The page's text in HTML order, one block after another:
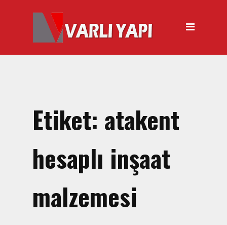
ANASAYFA
HAKKIMIZDA
Tabancası
El Arabası Satışı – Toptan,
Perakende Satış
İnşaat Küreği
Etiket: atakent
hesaplı inşaat
malzemesi